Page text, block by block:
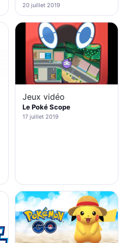
20 juillet 2019
Jeux vidéo
Le Poké Scope
17 juillet 2019